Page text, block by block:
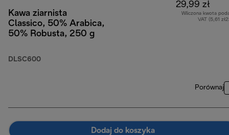
Kawa ziarnista
Classico, 50% Arabica,
50% Robusta, 250 g
DLSC600
29,99 zł
Wliczona kwota
VAT (5,61
Porównaj
Dodaj do koszyka